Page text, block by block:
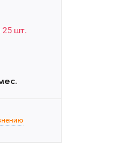
25 шт.